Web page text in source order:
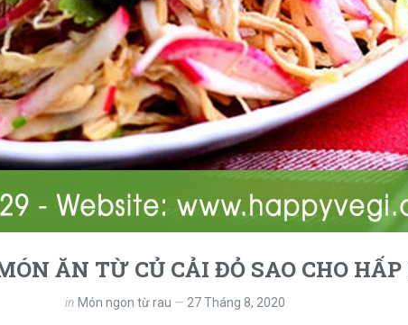
ĂN TỪ CỦ CẢI ĐỎ SAO CHO
in Món ngon từ rau 27 Tháng 8, 2020